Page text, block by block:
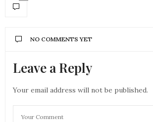
NO COMMENTS YET
Leave a Reply
Your email address will not be published.